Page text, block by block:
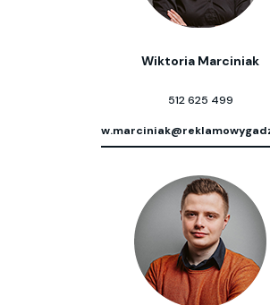
Wiktoria Marciniak
512 625 499